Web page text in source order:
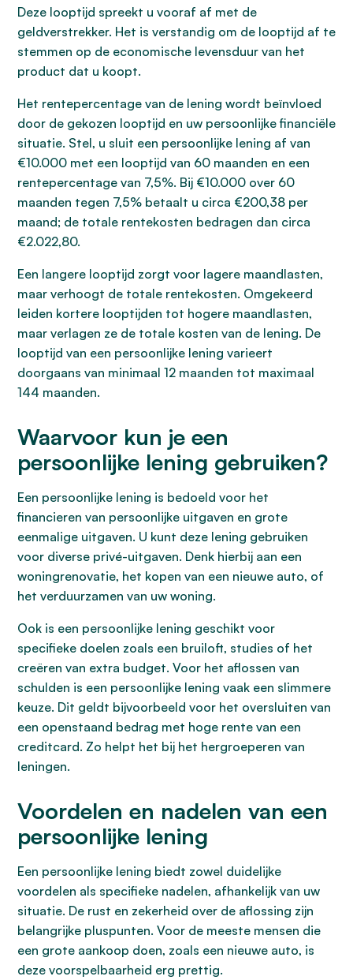
Deze looptijd spreekt u vooraf af met de
geldverstrekker. Het is verstandig om de looptijd af te
stemmen op de economische levensduur van het
product dat u koopt.
Het rentepercentage van de lening wordt beïnvloed
door de gekozen looptijd en uw persoonlijke financiële
situatie. Stel, u sluit een persoonlijke lening af van
€10.000 met een looptijd van 60 maanden en een
rentepercentage van 7,5%. Bij €10.000 over 60
maanden tegen 7,5% betaalt u circa €200,38 per
maand; de totale rentekosten bedragen dan circa
€2.022,80.
Een langere looptijd zorgt voor lagere maandlasten,
maar verhoogt de totale rentekosten. Omgekeerd
leiden kortere looptijden tot hogere maandlasten,
maar verlagen ze de totale kosten van de lening. De
looptijd van een persoonlijke lening varieert
doorgaans van minimaal 12 maanden tot maximaal
144 maanden.
Waarvoor kun je een
persoonlijke lening gebruiken?
Een persoonlijke lening is bedoeld voor het
financieren van persoonlijke uitgaven en grote
eenmalige uitgaven. U kunt deze lening gebruiken
voor diverse privé-uitgaven. Denk hierbij aan een
woningrenovatie, het kopen van een nieuwe auto, of
het verduurzamen van uw woning.
Ook is een persoonlijke lening geschikt voor
specifieke doelen zoals een bruiloft, studies of het
creëren van extra budget. Voor het aflossen van
schulden is een persoonlijke lening vaak een slimmere
keuze. Dit geldt bijvoorbeeld voor het oversluiten van
een openstaand bedrag met hoge rente van een
creditcard. Zo helpt het bij het hergroeperen van
leningen.
Voordelen en nadelen van een
persoonlijke lening
Een persoonlijke lening biedt zowel duidelijke
voordelen als specifieke nadelen, afhankelijk van uw
situatie. De rust en zekerheid over de aflossing zijn
belangrijke pluspunten. Voor de meeste mensen die
een grote aankoop doen, zoals een nieuwe auto, is
deze voorspelbaarheid erg prettig.